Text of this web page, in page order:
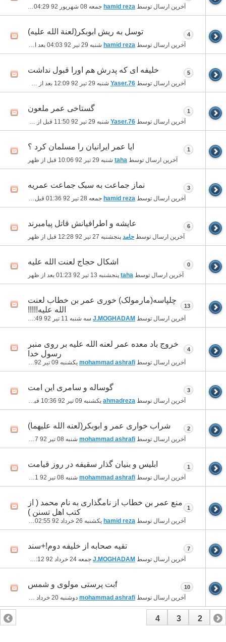
آخرین ارسال توسط hamid reza جمعه 08 شهریور 92 04:29 بعد از ظهر
توسل به ریش ابوبکر(لعنة الله علیه)
آخرین ارسال توسط hamid reza شنبه 29 تیر 92 04:03 بعد از ظهر
4
خلیفه ای که پدرش هم اورا قبول نداشت
آخرین ارسال توسط Yaser.76 شنبه 29 تیر 92 12:09 بعد از ظهر
5
گستاخی عمر ملعون
آخرین ارسال توسط Yaser.76 شنبه 29 تیر 92 11:50 قبل از ظهر
1
ایا عمر ایرانیان را مسلمان کرد ؟
آخرین ارسال توسط taha شنبه 29 تیر 92 10:06 قبل از ظهر
1
نماز جماعت به سبک جماعت عمریه
آخرین ارسال توسط hamid reza جمعه 28 تیر 92 01:36 قبل از ظهر
3
عایشه و اطرافیانش قاتل پیامبرند
آخرین ارسال توسط حامد پنجشنبه 27 تیر 92 12:28 قبل از ظهر
6
اشکال حجاج لعنت الله علیه
آخرین ارسال توسط taha پنجشنبه 13 تیر 92 01:23 بعد از ظهر
0
چلپاسه(مارمولک) خوری عمر بن خطاب لعنت
الله علیه!!!!!
آخرین ارسال توسط J.MOGHADAM سه شنبه 11 تیر 92 12:49 بعد از ظهر
13
خروج باد معده عمر لعنه الله علیه بر روی منبر
رسول خدا
آخرین ارسال توسط mohammad ashrafi یکشنبه 09 تیر 92
4
گوساله و سامری این امت
آخرین ارسال توسط ahmadreza یکشنبه 09 تیر 92 10:36 قبل از ظهر
3
شراب خواری عمر و ابوبکر(لعنه الله علیهما)
آخرین ارسال توسط mohammad ashrafi شنبه 08 تیر 92 04:47 بعد از ظهر
2
ابليس و بنيان گذار سقيفه در روز قيامت
آخرین ارسال توسط mohammad ashrafi شنبه 08 تیر 92 04:41 بعد از ظهر
1
منع عمر بن خطاب از نامگذاری به نام محمد ( از
کتب اهل تسنن )
آخرین ارسال توسط hamid reza یکشنبه 26 خرداد 92 02:55 بعد از ظهر
1
تقيه صحابه از خليفه دوم!+سند
آخرین ارسال توسط J.MOGHADAM جمعه 24 خرداد 92 10:12 بعد از ظهر
7
fبت پرستی مولوی و شمس
آخرین ارسال توسط mohammad ashrafi دوشنبه 20 خرداد 92
10
1
2
3
4